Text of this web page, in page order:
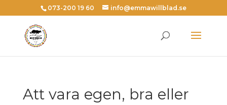
073-200 19 60 info@emmawillblad.se
Att vara egen, bra eller